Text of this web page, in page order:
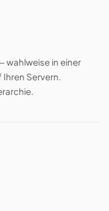
wahlweise in einer
Servern.